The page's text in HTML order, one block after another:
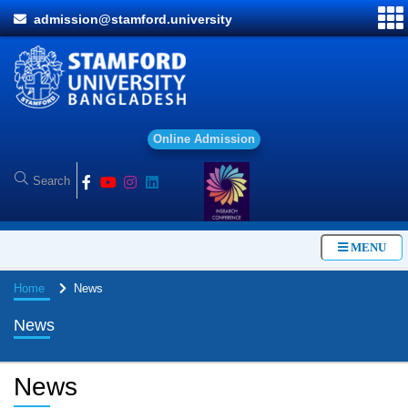
admission@stamford.university
Onl ine Ad mission
MENU
Home News
News
News